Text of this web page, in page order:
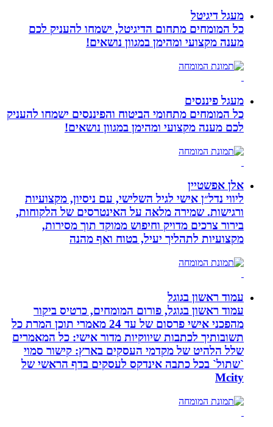
מעגל דיגיטל
כל המומחים מתחום הדיגיטל, ישמחו להעניק לכם
מענה מקצועי ומהימן במגוון נושאים!
מעגל פיננסים
כל המומחים מתחומי הביטוח והפיננסים ישמחו להעניק
לכם מענה מקצועי ומהימן במגוון נושאים!
אלן אפשטיין
ליווי נדל״ן אישי לגיל השלישי, עם ניסיון, מקצועיות
ורגישות. שמירה מלאה על האינטרסים של הלקוחות,
בירור צרכים מדויק וחיפוש ממוקד תוך מסירות,
מקצועיות לתהליך יעיל, בטוח ואף מהנה
עמוד ראשון בגוגל
עמוד ראשון בגוגל, פורום המומחים, כרטיס ביקור
מהפכני אישי פרסום של עד 24 מאמרי תוכן המרת כל
תשובותיך לכתבות שיווקיות מדור אישי: כל המאמרים
שלל הלהיט של מקדמי העסקים בארץ: קישור סמוי
`שתול` בכל כתבה אינדקס לעסקים בדף הראשי של
Mcity